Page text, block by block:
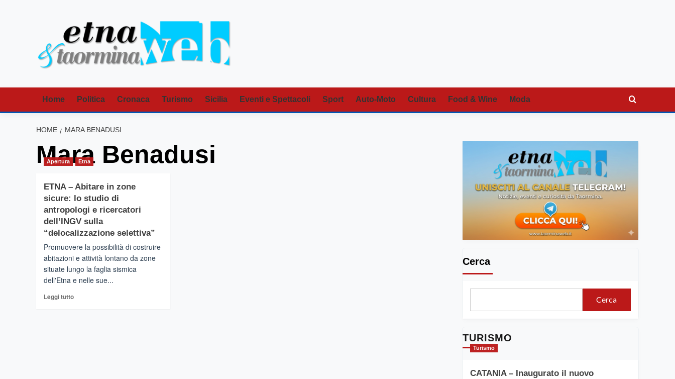
Home Politica Cronaca Turismo Sicilia Eventi e Spettacoli Sport Auto-Moto Cultura Food & Wine Moda
HOME MARA BENADUSI
Mara Benadusi
Apertura Etna
ETNA – Abitare in zone
sicure: lo studio di
antropologi e ricercatori
dell’INGV sulla
“delocalizzazione selettiva”
Promuovere la possibilità di costruire
abitazioni e attività lontano da zone
situate lungo la faglia sismica
dell'Etna e nelle sue...
Leggi tuttoLeggi
Cerca
Cerca
TURISMO
Turismo
CATANIA – Inaugurato il nuovo